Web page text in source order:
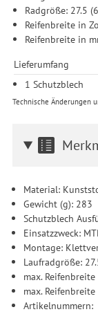
Radgröße: 27.5
Reifenbreite in
Reifenbreite in
Lieferumfang
1 Schutzblech
Technische Änderungen
Material:
Gewicht (g): 283
Schutzblech
Einsatzzweck:
Montage:
Laufradgröße:
max.
max.
Artikelnummern: